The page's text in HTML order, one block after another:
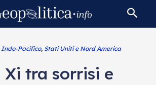
Indo-Pacifico, Stati Uniti e Nord America
Xi tra sorrisi e